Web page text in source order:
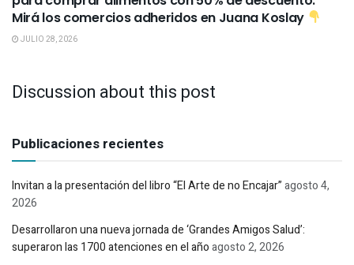
Mirá los comercios adheridos en Juana Koslay
JULIO 28, 2026
Discussion about this post
Publicaciones recientes
Invitan a la presentación del libro “El Arte de no Encajar”agosto 4,
2026
Desarrollaron una nueva jornada de ‘Grandes Amigos Salud’:
superaron las 1700 atenciones en el añoagosto 2, 2026